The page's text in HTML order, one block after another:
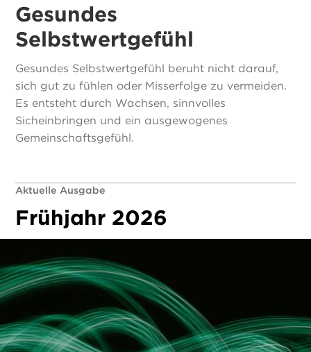
Gesundes
Selbstwertgefühl
Gesundes Selbstwertgefühl beruht nicht darauf,
sich gut zu fühlen oder Misserfolge zu vermeiden.
Es entsteht durch Wachsen, sinnvolles
Sicheinbringen und ein ausgewogenes
Gemeinschaftsgefühl.
Aktuelle Ausgabe
Frühjahr 2026